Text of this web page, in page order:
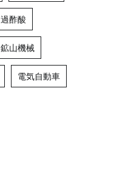
過酢酸
鉱山機械
電気自動車